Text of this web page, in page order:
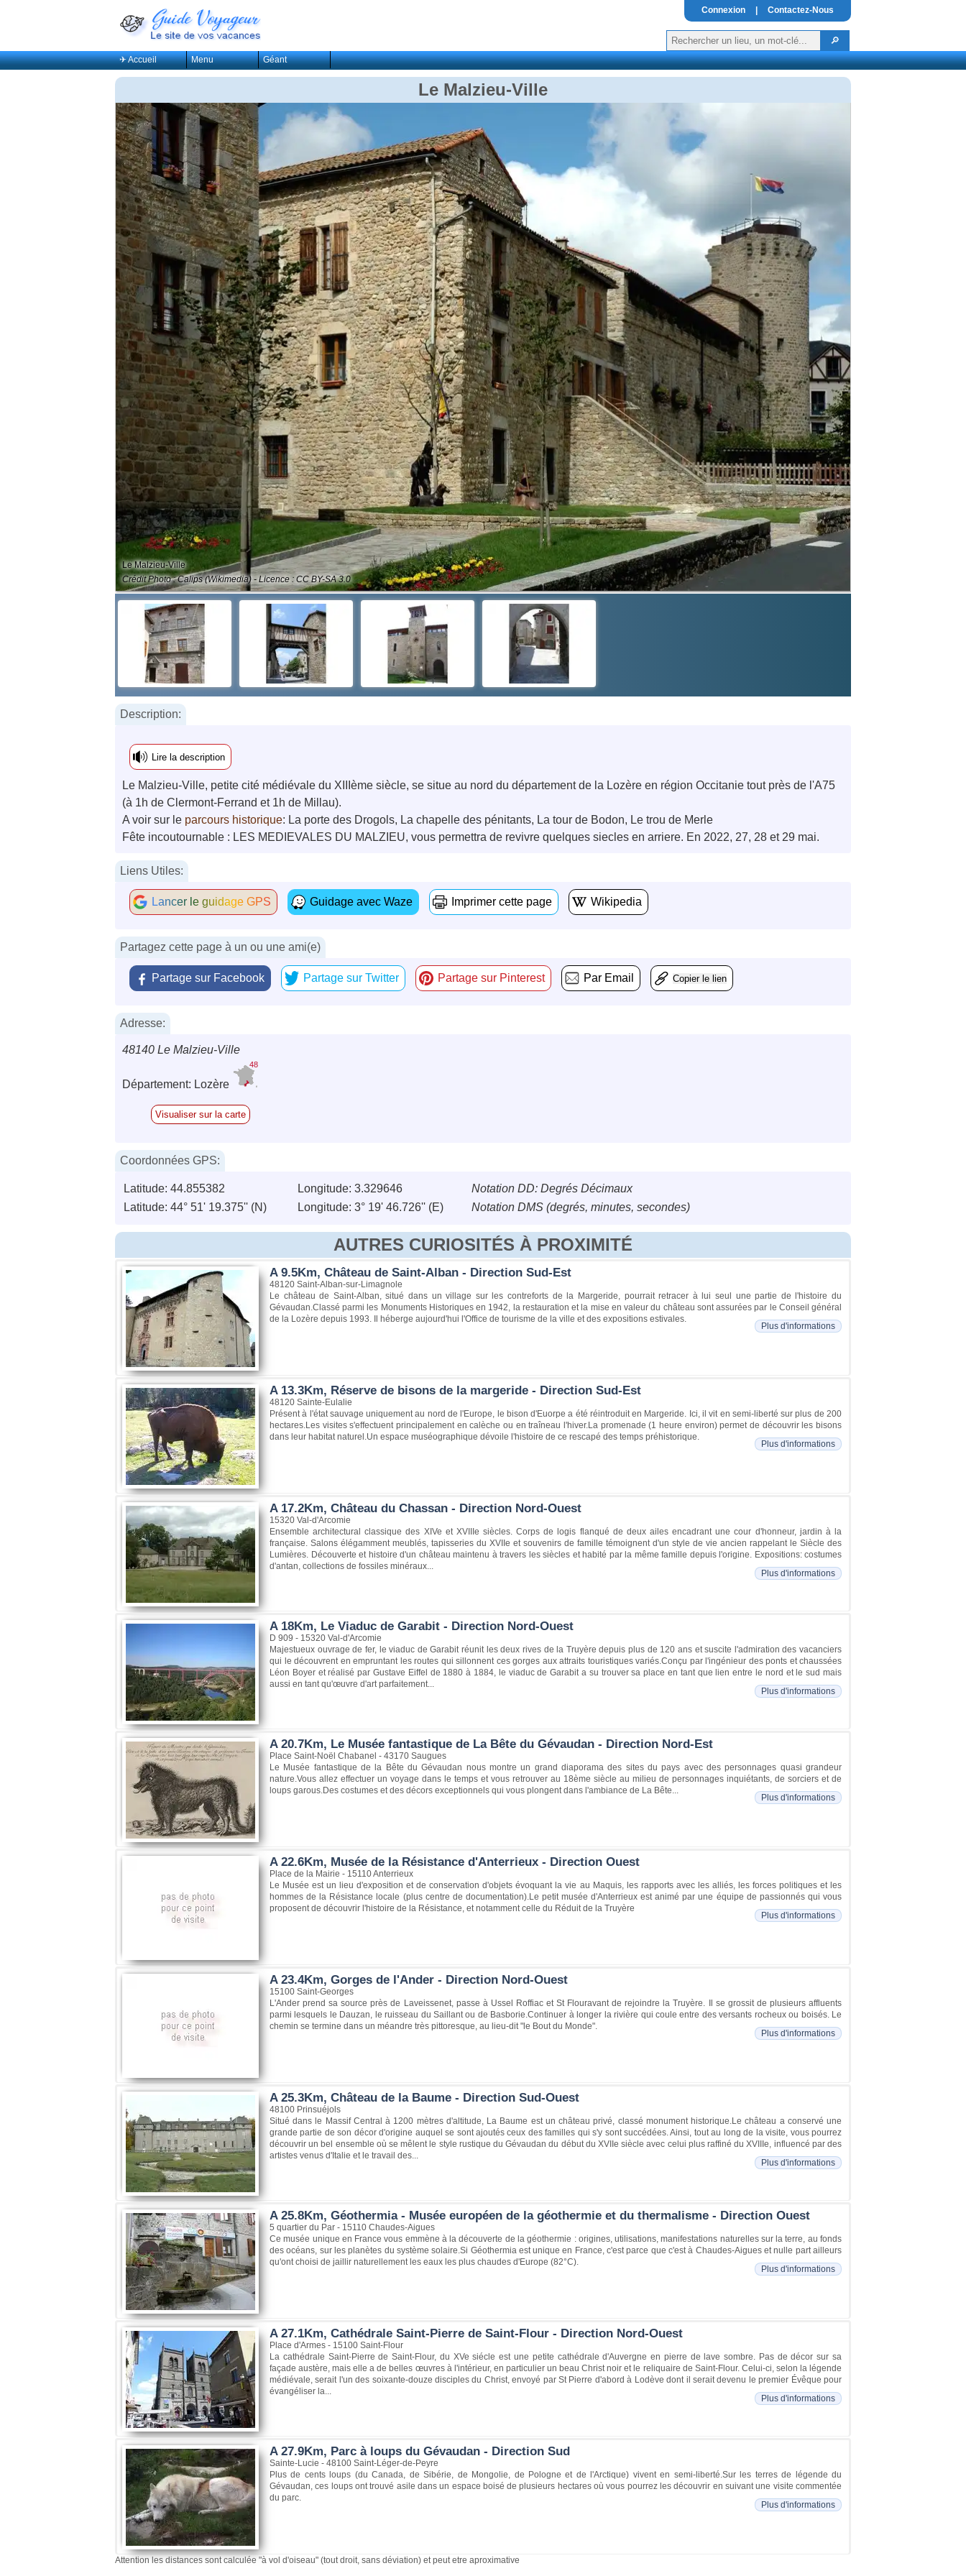
Connexion Contactez-Nous
✈ Accueil Menu Géant
Le Malzieu-Ville
Le Malzieu-Ville
Crédit Photo : Calips (Wikimedia) - Licence : CC BY-SA 3.0
Description:
Lire la description
Le Malzieu-Ville, petite cité médiévale du XIIIème siècle, se situe au nord du département de la Lozère en région Occitanie tout près de l'A75
(à 1h de Clermont-Ferrand et 1h de Millau).
A voir sur le parcours historique: La porte des Drogols, La chapelle des pénitants, La tour de Bodon, Le trou de Merle
Fête incoutournable : LES MEDIEVALES DU MALZIEU, vous permettra de revivre quelques siecles en arriere. En 2022, 27, 28 et 29 mai.
Liens Utiles:
Lancer le guidage GPS Guidage avec Waze Imprimer cette page Wikipedia
Partagez cette page à un ou une ami(e)
Partage sur Facebook Partage sur Twitter Partage sur Pinterest Par Email Copier le lien
Adresse:
48140 Le Malzieu-Ville
Département: Lozère
48
Visualiser sur la carte
Coordonnées GPS:
Latitude: 44.855382 Longitude: 3.329646
Notation DD: Degrés Décimaux
Latitude: 44° 51' 19.375'' (N)
Longitude: 3° 19' 46.726'' (E) Notation DMS (degrés, minutes, secondes)
AUTRES CURIOSITÉS À PROXIMITÉ
A 9.5Km, Château de Saint-Alban - Direction Sud-Est
48120 Saint-Alban-sur-Limagnole
Le château de Saint-Alban, situé dans un village sur les contreforts de la Margeride, pourrait retracer à lui seul une partie de l'histoire du
Gévaudan.Classé parmi les Monuments Historiques en 1942, la restauration et la mise en valeur du château sont assurées par le Conseil général
de la Lozère depuis 1993. Il héberge aujourd'hui l'Office de tourisme de la ville et des expositions estivales.
Plus d'informations
A 13.3Km, Réserve de bisons de la margeride - Direction Sud-Est
48120 Sainte-Eulalie
Présent à l'état sauvage uniquement au nord de l'Europe, le bison d'Euorpe a été réintroduit en Margeride. Ici, il vit en semi-liberté sur plus de 200
hectares.Les visites s'effectuent principalement en calèche ou en traîneau l'hiver.La promenade (1 heure environ) permet de découvrir les bisons
dans leur habitat naturel.Un espace muséographique dévoile l'histoire de ce rescapé des temps préhistorique.
Plus d'informations
A 17.2Km, Château du Chassan - Direction Nord-Ouest
15320 Val-d'Arcomie
Ensemble architectural classique des XIVe et XVIIIe siècles. Corps de logis flanqué de deux ailes encadrant une cour d'honneur, jardin à la
française. Salons élégamment meublés, tapisseries du XVIIe et souvenirs de famille témoignent d'un style de vie ancien rappelant le Siècle des
Lumières. Découverte et histoire d'un château maintenu à travers les siècles et habité par la même famille depuis l'origine. Expositions: costumes
d'antan, collections de fossiles minéraux...
Plus d'informations
A 18Km, Le Viaduc de Garabit - Direction Nord-Ouest
D 909 - 15320 Val-d'Arcomie
Majestueux ouvrage de fer, le viaduc de Garabit réunit les deux rives de la Truyère depuis plus de 120 ans et suscite l'admiration des vacanciers
qui le découvrent en empruntant les routes qui sillonnent ces gorges aux attraits touristiques variés.Conçu par l'ingénieur des ponts et chaussées
Léon Boyer et réalisé par Gustave Eiffel de 1880 à 1884, le viaduc de Garabit a su trouver sa place en tant que lien entre le nord et le sud mais
aussi en tant qu'œuvre d'art parfaitement...
Plus d'informations
A 20.7Km, Le Musée fantastique de La Bête du Gévaudan - Direction Nord-Est
Place Saint-Noël Chabanel - 43170 Saugues
Le Musée fantastique de la Bête du Gévaudan nous montre un grand diaporama des sites du pays avec des personnages quasi grandeur
nature.Vous allez effectuer un voyage dans le temps et vous retrouver au 18ème siècle au milieu de personnages inquiétants, de sorciers et de
loups garous.Des costumes et des décors exceptionnels qui vous plongent dans l'ambiance de La Bête...
Plus d'informations
A 22.6Km, Musée de la Résistance d'Anterrieux - Direction Ouest
Place de la Mairie - 15110 Anterrieux
Le Musée est un lieu d'exposition et de conservation d'objets évoquant la vie au Maquis, les rapports avec les alliés, les forces politiques et les
hommes de la Résistance locale (plus centre de documentation).Le petit musée d'Anterrieux est animé par une équipe de passionnés qui vous
proposent de découvrir l'histoire de la Résistance, et notamment celle du Réduit de la Truyère
Plus d'informations
A 23.4Km, Gorges de l'Ander - Direction Nord-Ouest
15100 Saint-Georges
L'Ander prend sa source près de Laveissenet, passe à Ussel Roffiac et St Flouravant de rejoindre la Truyère. Il se grossit de plusieurs affluents
parmi lesquels le Dauzan, le ruisseau du Saillant ou de Basborie.Continuer à longer la rivière qui coule entre des versants rocheux ou boisés. Le
chemin se termine dans un méandre très pittoresque, au lieu-dit "le Bout du Monde".
Plus d'informations
A 25.3Km, Château de la Baume - Direction Sud-Ouest
48100 Prinsuéjols
Situé dans le Massif Central à 1200 mètres d'altitude, La Baume est un château privé, classé monument historique.Le château a conservé une
grande partie de son décor d'origine auquel se sont ajoutés ceux des familles qui s'y sont succédées. Ainsi, tout au long de la visite, vous pourrez
découvrir un bel ensemble où se mêlent le style rustique du Gévaudan du début du XVIIe siècle avec celui plus raffiné du XVIIIe, influencé par des
artistes venus d'Italie et le travail des...
Plus d'informations
A 25.8Km, Géothermia - Musée européen de la géothermie et du thermalisme - Direction Ouest
5 quartier du Par - 15110 Chaudes-Aigues
Ce musée unique en France vous emmène à la découverte de la géothermie : origines, utilisations, manifestations naturelles sur la terre, au fonds
des océans, sur les planètes du système solaire.Si Géothermia est unique en France, c'est parce que c'est à Chaudes-Aigues et nulle part ailleurs
qu'ont choisi de jaillir naturellement les eaux les plus chaudes d'Europe (82°C).
Plus d'informations
A 27.1Km, Cathédrale Saint-Pierre de Saint-Flour - Direction Nord-Ouest
Place d'Armes - 15100 Saint-Flour
La cathédrale Saint-Pierre de Saint-Flour, du XVe siécle est une petite cathédrale d'Auvergne en pierre de lave sombre. Pas de décor sur sa
façade austère, mais elle a de belles œuvres à l'intérieur, en particulier un beau Christ noir et le reliquaire de Saint-Flour. Celui-ci, selon la légende
médiévale, serait l'un des soixante-douze disciples du Christ, envoyé par St Pierre d'abord à Lodève dont il serait devenu le premier Évêque pour
évangéliser la...
Plus d'informations
A 27.9Km, Parc à loups du Gévaudan - Direction Sud
Sainte-Lucie - 48100 Saint-Léger-de-Peyre
Plus de cents loups (du Canada, de Sibérie, de Mongolie, de Pologne et de l'Arctique) vivent en semi-liberté.Sur les terres de légende du
Gévaudan, ces loups ont trouvé asile dans un espace boisé de plusieurs hectares où vous pourrez les découvrir en suivant une visite commentée
du parc.
Plus d'informations
Attention les distances sont calculée "à vol d'oiseau" (tout droit, sans déviation) et peut etre aproximative